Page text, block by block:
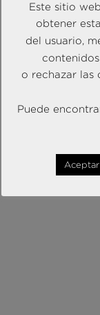
Este sitio
obtener
del usuario,
o rechazar las
Puede
Aceptar